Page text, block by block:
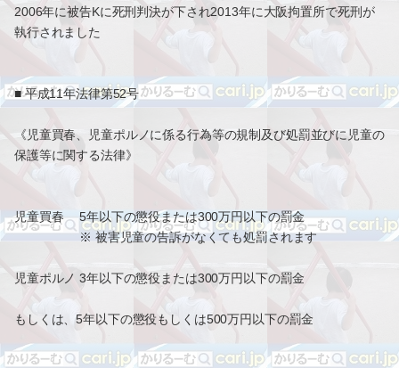
2006年に被告Kに死刑判決が下され2013年に大阪拘置所で死刑が
執行されました
■ 平成11年法律第52号
《児童買春、児童ポルノに係る行為等の規制及び処罰並びに児童の
保護等に関する法律》
児童買春 5年以下の懲役または300万円以下の罰金
※ 被害児童の告訴がなくても処罰されます
児童ポルノ 3年以下の懲役または300万円以下の罰金
もしくは、5年以下の懲役もしくは500万円以下の罰金